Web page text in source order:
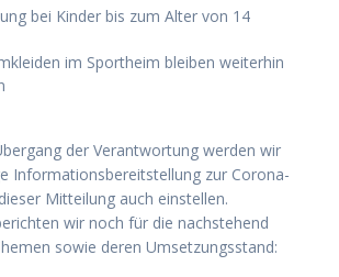
bei Kin­der bis zum Alter von 14
im Sport­heim blei­ben wei­ter­hin
der Ver­ant­wor­tung wer­den wir
Infor­ma­ti­ons­be­reit­stel­lung zur Coro­na-
Mit­tei­lung auch ein­stel­len.
wir noch für die nach­ste­hend
sowie deren Umset­zungs­stand: